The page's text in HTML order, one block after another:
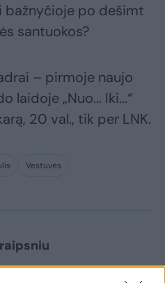
bažnyčioje po dešimt
santuokos?
– pirmoje naujo
laidoje „Nuo... Iki...“
20 val., tik per LNK.
Vestuvės